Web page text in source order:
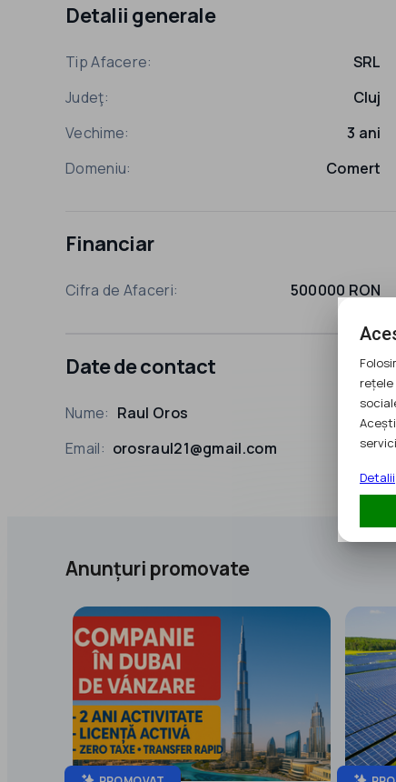
Detalii generale
Tip Afacere: SRL
Judeţ:
Cluj
Vechime:
3 ani
Domeniu:
Comert
Financiar
Cifra de Afaceri: 500000 RON
Date de contact
Nume: Raul Oros
Email: orosraul21@gmail.com
Anunțuri promovate
rețele
Detalii